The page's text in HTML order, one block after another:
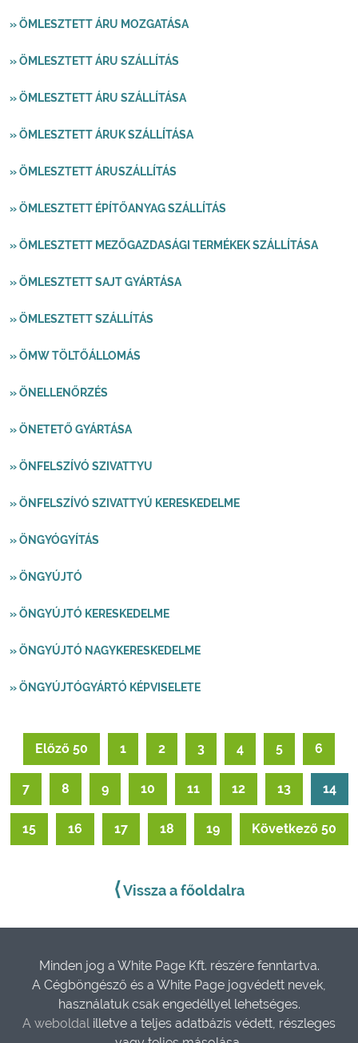
» ÖMLESZTETT ÁRU MOZGATÁSA
» ÖMLESZTETT ÁRU SZÁLLÍTÁS
» ÖMLESZTETT ÁRU SZÁLLÍTÁSA
» ÖMLESZTETT ÁRUK SZÁLLÍTÁSA
» ÖMLESZTETT ÁRUSZÁLLÍTÁS
» ÖMLESZTETT ÉPÍTŐANYAG SZÁLLÍTÁS
» ÖMLESZTETT MEZŐGAZDASÁGI TERMÉKEK SZÁLLÍTÁSA
» ÖMLESZTETT SAJT GYÁRTÁSA
» ÖMLESZTETT SZÁLLÍTÁS
» ÖMW TÖLTŐÁLLOMÁS
» ÖNELLENŐRZÉS
» ÖNETETŐ GYÁRTÁSA
» ÖNFELSZÍVÓ SZIVATTYU
» ÖNFELSZÍVÓ SZIVATTYÚ KERESKEDELME
» ÖNGYÓGYÍTÁS
» ÖNGYÚJTÓ
» ÖNGYÚJTÓ KERESKEDELME
» ÖNGYÚJTÓ NAGYKERESKEDELME
» ÖNGYÚJTÓGYÁRTÓ KÉPVISELETE
Előző 50 1 2 3 4 5 6
7 8 9 10 11 12 13 14
15 16 17 18 19 Következő 50
⟨Vissza a főoldalra
Minden jog a White Page Kft. részére fenntartva.
A Cégböngésző és a White Page jogvédett nevek,
használatuk csak engedéllyel lehetséges.
A weboldal illetve a teljes adatbázis védett, részleges